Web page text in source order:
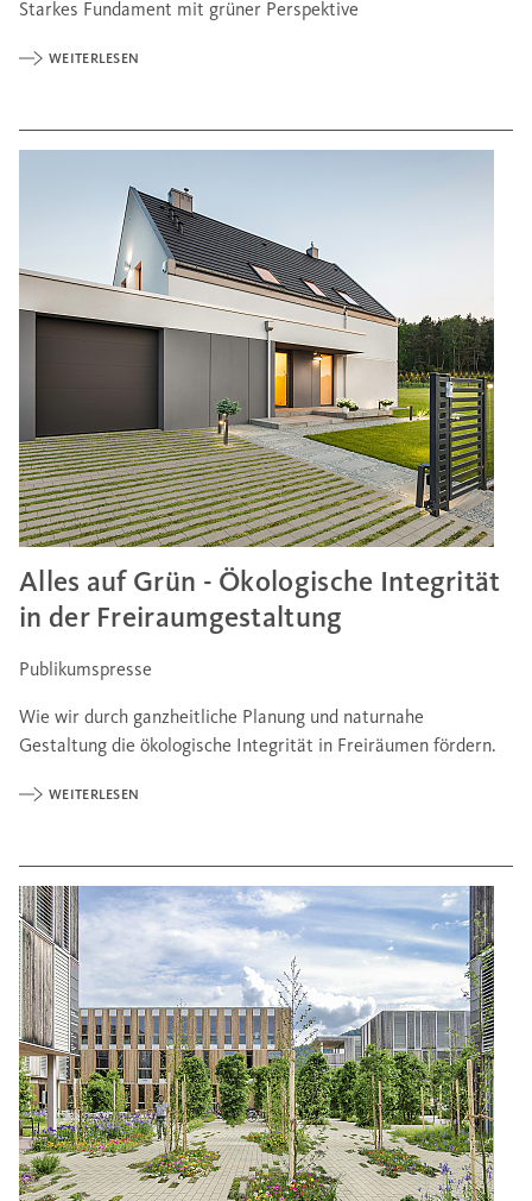
Starkes Fundament mit grüner Perspektive
WEITERLESEN
Alles auf Grün - Ökologische Integrität
in der Freiraumgestaltung
Publikumspresse
Wie wir durch ganzheitliche Planung und naturnahe
Gestaltung die ökologische Integrität in Freiräumen fördern.
WEITERLESEN